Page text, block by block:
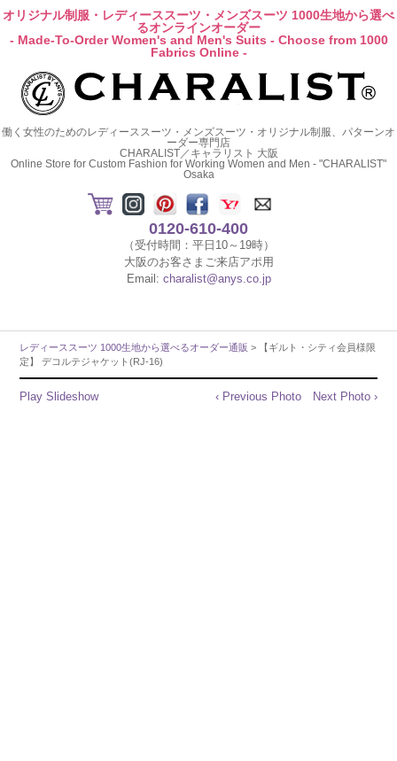
オリジナル制服・レディーススーツ・メンズスーツ 1000生地から選べ
るオンラインオーダー
- Made-To-Order Women's and Men's Suits - Choose from 1000
Fabrics Online -
働く女性のためのレディーススーツ・メンズスーツ・オリジナル制服、パターンオ
ーダー専門店
CHARALIST／キャラリスト 大阪
Online Store for Custom Fashion for Working Women and Men - "CHARALIST"
Osaka
0120-610-400
（受付時間：平日10～19時）
大阪のお客さまご来店アポ用
Email: charalist@anys.co.jp
レディーススーツ 1000生地から選べるオーダー通販 > 【ギルト・シティ会員様限
定】 デコルテジャケット(RJ-16)
Play Slideshow ‹ Previous Photo Next Photo ›